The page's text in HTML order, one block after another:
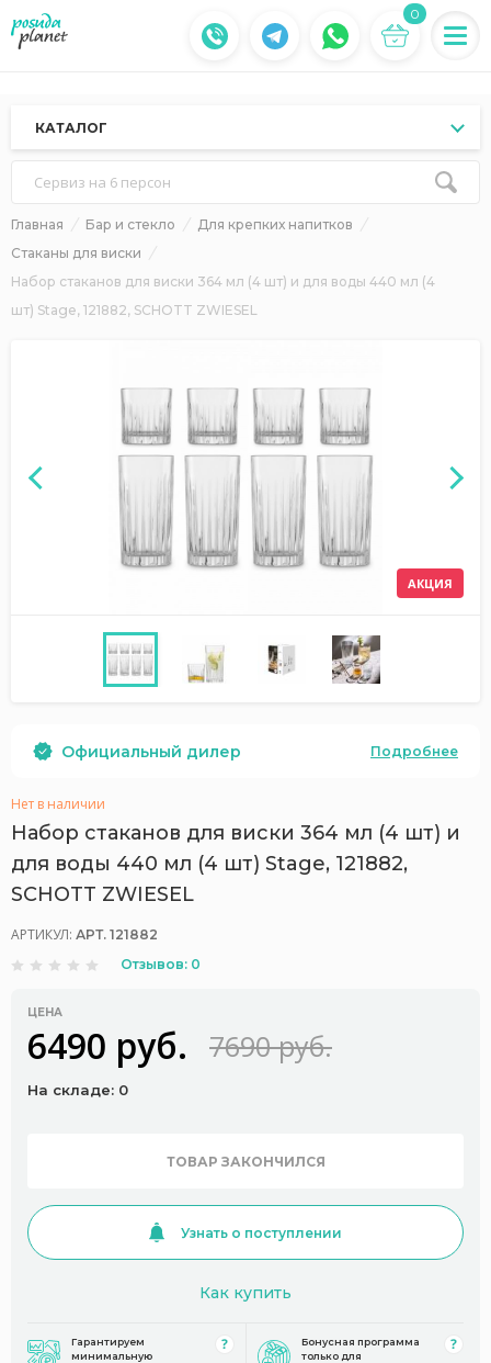
0
КАТАЛОГ
Сервиз на 6 персон
Главная Бар и стекло
Для крепких напитков
Стаканы для виски
Набор стаканов для виски 364 мл (4 шт) и для воды 440 мл (4
шт) Stage, 121882, SCHOTT ZWIESEL
АКЦИЯ
Официальный дилер Подробнее
Нет в наличии
Набор стаканов для виски 364 мл (4 шт) и
для воды 440 мл (4 шт) Stage, 121882,
SCHOTT ZWIESEL
АРТИКУЛ: АРТ. 121882
Отзывов: 0
ЦЕНА
6490 руб. 7690 руб.
На складе: 0
ТОВАР ЗАКОНЧИЛСЯ
Узнать о поступлении
Как купить
Гарантируем
минимальную
Бонусная программа
только для